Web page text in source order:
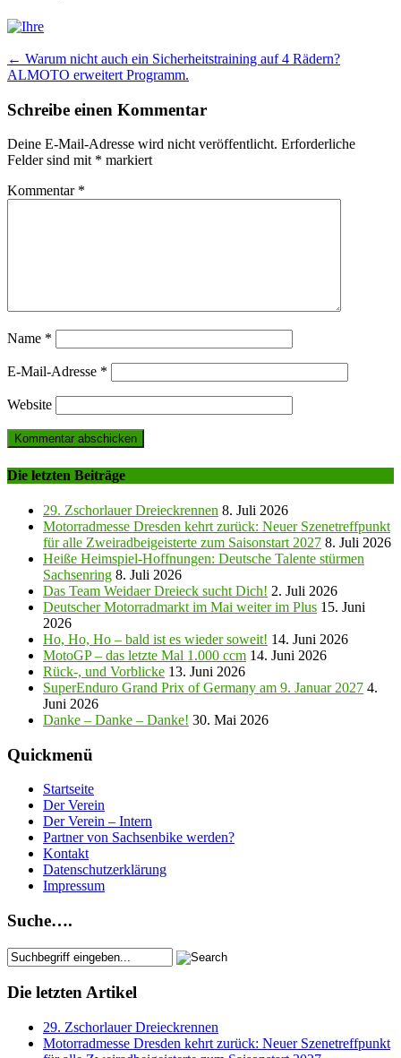
Post
navigation
← Warum nicht auch ein Sicherheitstraining auf 4 Rädern?
ALMOTO erweitert Programm.
Schreibe einen Kommentar
Deine E-Mail-Adresse wird nicht veröffentlicht. Erforderliche
Felder sind mit * markiert
Kommentar *
Name *
E-Mail-Adresse *
Website
Die letzten Beiträge
29. Zschorlauer Dreieckrennen 8. Juli 2026
Motorradmesse Dresden kehrt zurück: Neuer Szenetreffpunkt
für alle Zweiradbeigeisterte zum Saisonstart 2027 8. Juli 2026
Heiße Heimspiel-Hoffnungen: Deutsche Talente stürmen
Sachsenring 8. Juli 2026
Das Team Weidaer Dreieck sucht Dich! 2. Juli 2026
Deutscher Motorradmarkt im Mai weiter im Plus 15. Juni
2026
Ho, Ho, Ho – bald ist es wieder soweit! 14. Juni 2026
MotoGP – das letzte Mal 1.000 ccm 14. Juni 2026
Rück-, und Vorblicke 13. Juni 2026
SuperEnduro Grand Prix of Germany am 9. Januar 2027 4.
Juni 2026
Danke – Danke – Danke! 30. Mai 2026
Quickmenü
Startseite
Der Verein
Der Verein – Intern
Partner von Sachsenbike werden?
Kontakt
Datenschutzerklärung
Impressum
Suche….
Die letzten Artikel
29. Zschorlauer Dreieckrennen
Motorradmesse Dresden kehrt zurück: Neuer Szenetreffpunkt